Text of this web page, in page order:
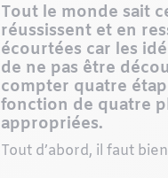
Tout le monde sait
réussissent et en
écourtées car les
de ne pas être
compter quatre
fonction de quatre
appropriées.
Tout d’abord, il faut